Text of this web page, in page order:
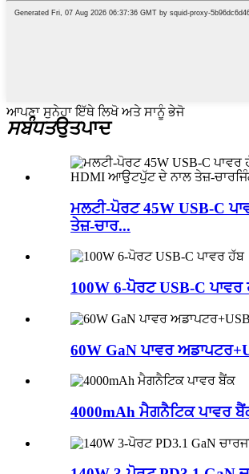
ਆਪਣਾ ਸੁਨੇਹਾ ਇੱਥੇ ਲਿਖੋ ਅਤੇ ਸਾਨੂੰ ਭੇਜੋ
ਸਬੰਧਤਉਤਪਾਦ
ਮਲਟੀ-ਪੋਰਟ 45W USB-C
ਤੇਜ਼-ਚਾਰ...
100W 6-ਪੋਰਟ USB-C ਪਾਵਰ
60W GaN ਪਾਵਰ
4000mAh ਮੈਗਨੈਟਿਕ ਪਾਵਰ